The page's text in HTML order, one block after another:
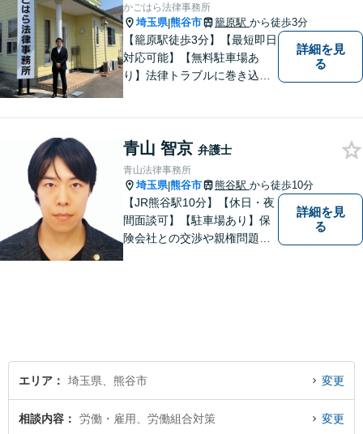
かごはら法律事務所
埼玉県|熊谷市 籠原駅 から徒歩3分
【籠原駅徒歩3分】【最短即日
対応可能】【無料駐車場あ
り】法律トラブルに巻き込ま
解決の鍵です。お困りごとが
ございましたら、お気軽にご
相談ください。
詳細を見
る
青山 智京 弁護士
青山法律事務所
埼玉県|熊谷市 熊谷駅 から徒歩10分
【JR熊谷駅10分】【休日・夜
間面談可】【駐車場あり】保
険会社との交渉や親権問題、
詳細を見
る
エリア 埼玉県、熊谷市 変更
相談内容 労働・雇用、労働組合対策 変更